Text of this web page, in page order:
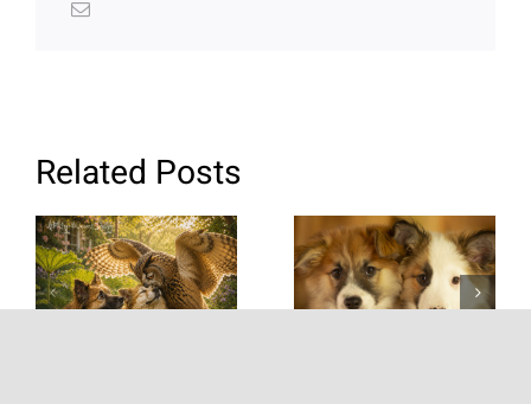
Related Posts
Pretty Twittie
Stinkie